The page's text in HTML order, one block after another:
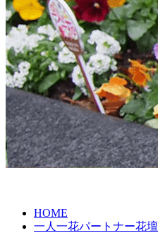
HOME
一人一花パートナー花壇